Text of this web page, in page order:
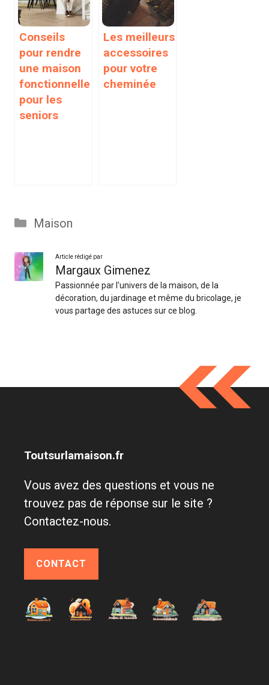
Conseils
pour rendre
une maison
fonctionnelle
pour les
seniors
Les meilleurs
accessoires
pour votre
cheminée
Catégories
Maison
Article rédigé par
Margaux Gimenez
Passionnée par l'univers de la maison, de la
décoration, du jardinage et même du bricolage, je
vous partage des astuces sur ce blog.
Toutsurlamaison.fr
Vous avez des questions et vous ne
trouvez pas de réponse sur le site ?
Contactez-nous.
CONTACT